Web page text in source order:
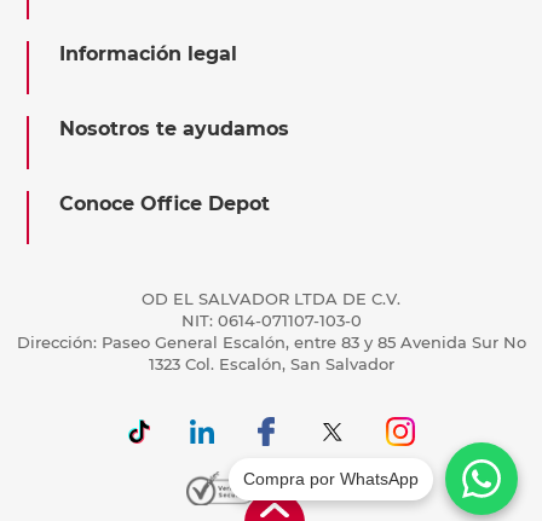
Información legal
Nosotros te ayudamos
Conoce Office Depot
OD EL SALVADOR LTDA DE C.V.
NIT: 0614-071107-103-0
Dirección: Paseo General Escalón, entre 83 y 85 Avenida Sur No
1323 Col. Escalón, San Salvador
Compra por WhatsApp